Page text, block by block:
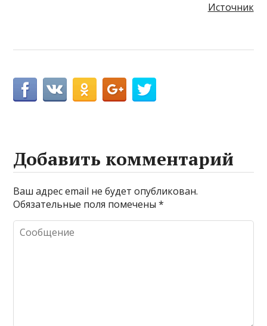
Источник
Добавить комментарий
Ваш адрес email не будет опубликован.
Обязательные поля помечены*